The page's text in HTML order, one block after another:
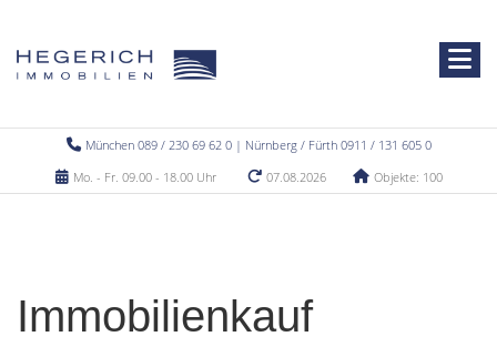
München 089 / 230 69 62 0 | Nürnberg / Fürth 0911 / 131 605 0
Mo. - Fr. 09.00 - 18.00 Uhr
07.08.2026 Objekte: 100
Immobilienkauf